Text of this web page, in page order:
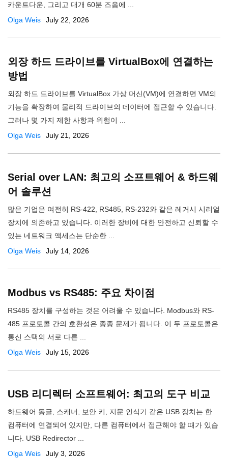
카운트다운, 그리고 대개 60분 즈음에 ...
Olga Weis
July 22, 2026
외장 하드 드라이브를 VirtualBox에 연결하는
방법
외장 하드 드라이브를 VirtualBox 가상 머신(VM)에 연결하면 VM의
기능을 확장하여 물리적 드라이브의 데이터에 접근할 수 있습니다.
그러나 몇 가지 제한 사항과 위험이 ...
Olga Weis
July 21, 2026
Serial over LAN: 최고의 소프트웨어 & 하드웨
어 솔루션
많은 기업은 여전히 RS-422, RS485, RS-232와 같은 레거시 시리얼
장치에 의존하고 있습니다. 이러한 장비에 대한 안전하고 신뢰할 수
있는 네트워크 액세스는 단순한 ...
Olga Weis
July 14, 2026
Modbus vs RS485: 주요 차이점
RS485 장치를 구성하는 것은 어려울 수 있습니다. Modbus와 RS-
485 프로토콜 간의 호환성은 종종 문제가 됩니다. 이 두 프로토콜은
통신 스택의 서로 다른 ...
Olga Weis
July 15, 2026
USB 리디렉터 소프트웨어: 최고의 도구 비교
하드웨어 동글, 스캐너, 보안 키, 지문 인식기 같은 USB 장치는 한
컴퓨터에 연결되어 있지만, 다른 컴퓨터에서 접근해야 할 때가 있습
니다. USB Redirector ...
Olga Weis
July 3, 2026